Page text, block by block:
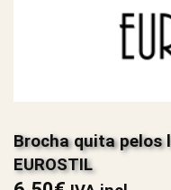
Brocha quita pelos
EUROSTIL